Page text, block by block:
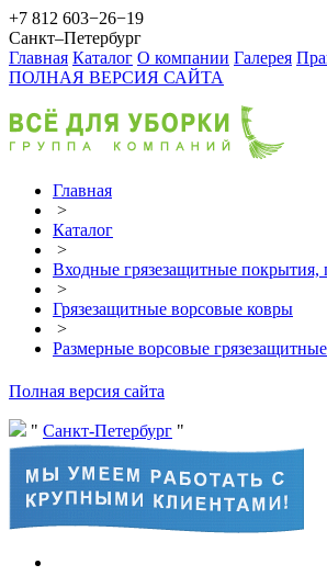
+7 812 603−26−19
Санкт–Петербург
Главная Каталог О компании Галерея
ПОЛНАЯ ВЕРСИЯ САЙТА
Главная
>
Каталог
>
Входные грязезащитные покрытия,
>
Грязезащитные ворсовые ковры
>
Размерные ворсовые
Полная версия сайта
Санкт-Петербург